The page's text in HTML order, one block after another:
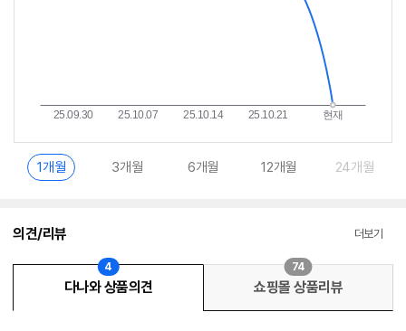
1개월 3개월 6개월 12개월 24개월
의견/리뷰 더보기
다나와 상품의견
4
쇼핑몰 상품리뷰
74